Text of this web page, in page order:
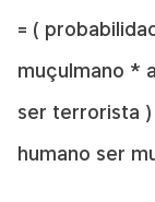
= (
muçulmano *
ser terrorista
humano ser